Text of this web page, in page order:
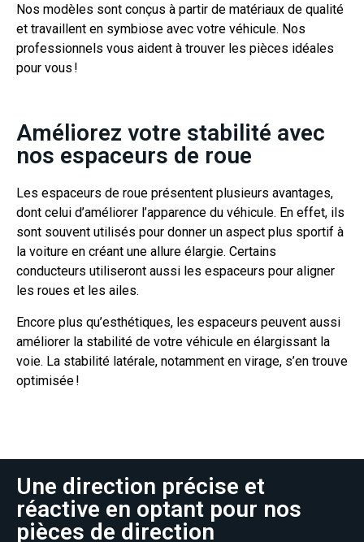
Nos modèles sont conçus à partir de matériaux de qualité
et travaillent en symbiose avec votre véhicule. Nos
professionnels vous aident à trouver les pièces idéales
pour vous !
Améliorez votre stabilité avec
nos espaceurs de roue
Les espaceurs de roue présentent plusieurs avantages,
dont celui d’améliorer l’apparence du véhicule. En effet, ils
sont souvent utilisés pour donner un aspect plus sportif à
la voiture en créant une allure élargie. Certains
conducteurs utiliseront aussi les espaceurs pour aligner
les roues et les ailes.
Encore plus qu’esthétiques, les espaceurs peuvent aussi
améliorer la stabilité de votre véhicule en élargissant la
voie. La stabilité latérale, notamment en virage, s’en trouve
optimisée !
Une direction précise et
réactive en optant pour nos
pièces de direction